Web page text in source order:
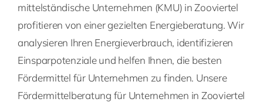
mittelständische Unternehmen (KMU) in Zooviertel
profitieren von einer gezielten Energieberatung. Wir
analysieren Ihren Energieverbrauch, identifizieren
Einsparpotenziale und helfen Ihnen, die besten
Fördermittel für Unternehmen zu finden. Unsere
Fördermittelberatung für Unternehmen in Zooviertel